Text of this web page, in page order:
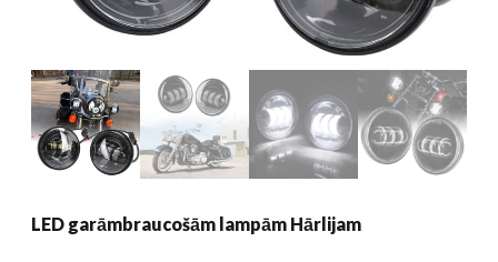
LED garāmbraucošām lampām Hārlijam